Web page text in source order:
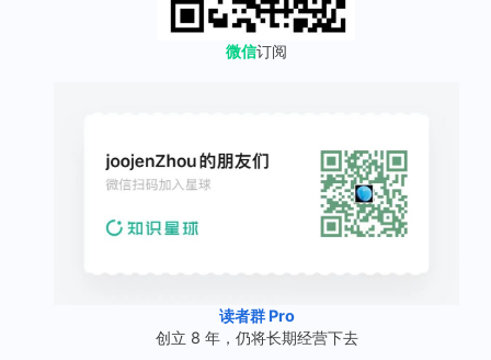
微信订阅
读者群 Pro
创立 8 年，仍将长期经营下去